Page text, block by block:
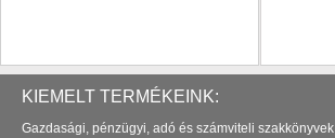
KIEMELT TERMÉKEINK:
Gazdasági, pénzügyi, adó és számviteli szakkönyvek